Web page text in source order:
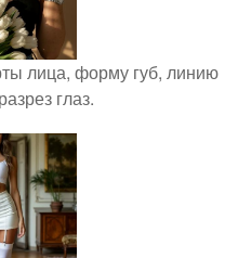
лица, форму губ, линию
глаз.